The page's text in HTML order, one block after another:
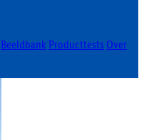
Beeldbank Producttests Over